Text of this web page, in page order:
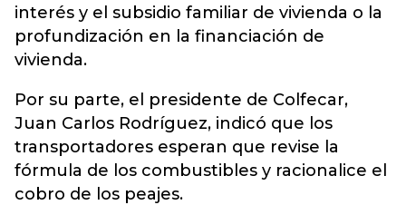
interés y el subsidio familiar de vivienda o la
profundización en la financiación de
vivienda.
Por su parte, el presidente de Colfecar,
Juan Carlos Rodríguez, indicó que los
transportadores esperan que revise la
fórmula de los combustibles y racionalice el
cobro de los peajes.